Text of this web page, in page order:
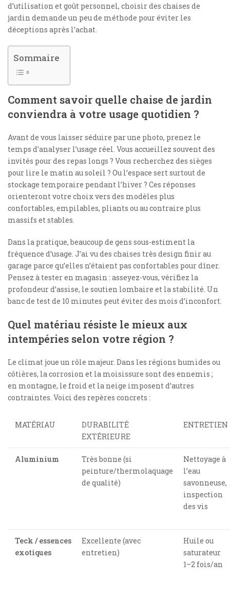
d’utilisation et goût personnel, choisir des chaises de
jardin demande un peu de méthode pour éviter les
déceptions après l’achat.
Sommaire
Comment savoir quelle chaise de jardin
conviendra à votre usage quotidien ?
Avant de vous laisser séduire par une photo, prenez le
temps d’analyser l’usage réel. Vous accueillez souvent des
invités pour des repas longs ? Vous recherchez des sièges
pour lire le matin au soleil ? Ou l’espace sert surtout de
stockage temporaire pendant l’hiver ? Ces réponses
orienteront votre choix vers des modèles plus
confortables, empilables, pliants ou au contraire plus
massifs et stables.
Dans la pratique, beaucoup de gens sous-estiment la
fréquence d’usage. J’ai vu des chaises très design finir au
garage parce qu’elles n’étaient pas confortables pour dîner.
Pensez à tester en magasin : asseyez-vous, vérifiez la
profondeur d’assise, le soutien lombaire et la stabilité. Un
banc de test de 10 minutes peut éviter des mois d’inconfort.
Quel matériau résiste le mieux aux
intempéries selon votre région ?
Le climat joue un rôle majeur. Dans les régions humides ou
côtières, la corrosion et la moisissure sont des ennemis ;
en montagne, le froid et la neige imposent d’autres
contraintes. Voici des repères concrets :
MATÉRIAU
DURABILITÉ
EXTÉRIEURE
ENTRETIEN
Aluminium
Très bonne (si
peinture/thermolaquage
de qualité)
Nettoyage à
l’eau
savonneuse,
inspection
des vis
Teck / essences
exotiques
Excellente (avec
entretien)
Huile ou
saturateur
1–2 fois/an